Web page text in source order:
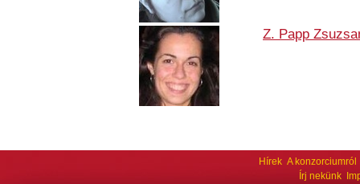
Z. Papp
Hírek A konzorciumról
Írj nekünk